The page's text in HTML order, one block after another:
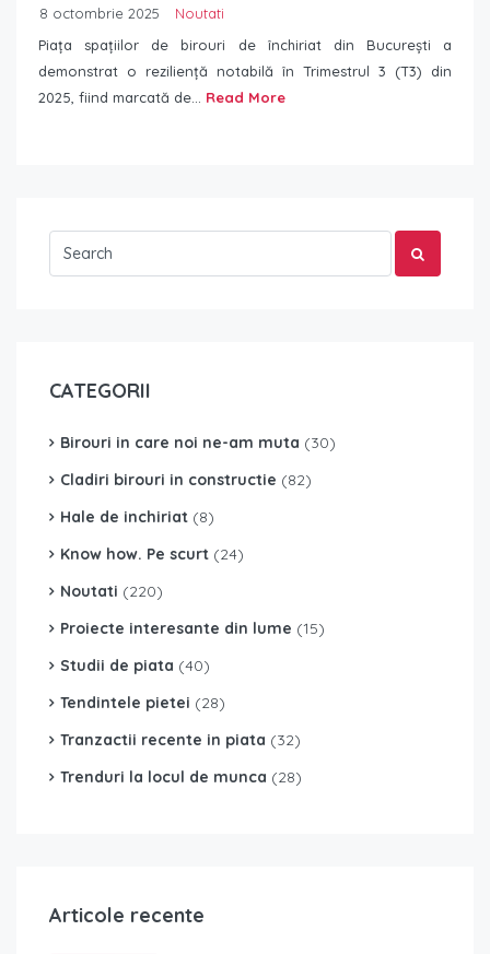
8 octombrie 2025
Noutati
Piața spațiilor de birouri de închiriat din București a
demonstrat o reziliență notabilă în Trimestrul 3 (T3) din
2025, fiind marcată de... Read More
CATEGORII
Birouri in care noi ne-am muta (30)
Cladiri birouri in constructie (82)
Hale de inchiriat (8)
Know how. Pe scurt (24)
Noutati (220)
Proiecte interesante din lume (15)
Studii de piata (40)
Tendintele pietei (28)
Tranzactii recente in piata (32)
Trenduri la locul de munca (28)
Articole recente